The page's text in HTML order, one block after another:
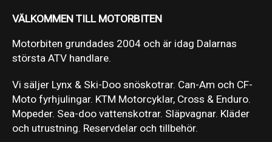
VÄLKOMMEN TILL MOTORBITEN
Motorbiten grundades 2004 och är idag Dalarnas
största ATV handlare.
Vi säljer Lynx & Ski-Doo snöskotrar. Can-Am och CF-
Moto fyrhjulingar. KTM Motorcyklar, Cross & Enduro.
Mopeder. Sea-doo vattenskotrar. Släpvagnar. Kläder
och utrustning. Reservdelar och tillbehör.